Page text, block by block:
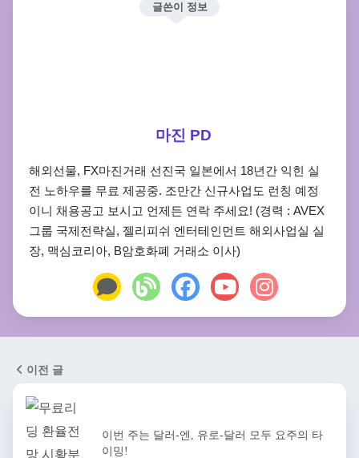
글쓴이 정보
마진 PD
해외선물, FX마진거래 선진국 일본에서 18년간 익힌 실
전 노하우를 무료 제공중. 조만간 신규사업도 런칭 예정
이니 채용공고 보시고 언제든 연락 주세요! (경력 : AVEX
그룹 국제전략실, 젤리피쉬 엔터테인먼트 해외사업실 실
장, 맥심코리아, B암호화폐 거래소 이사)
이전 글
이번 주는 달러-엔, 유로-달러 모두 요주의 타
이밍!